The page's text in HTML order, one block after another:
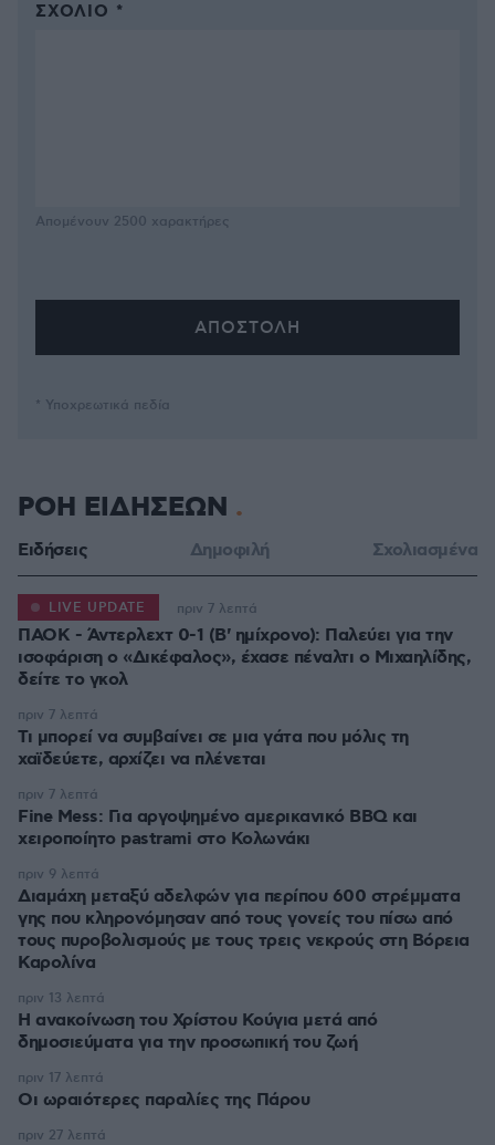
ΣΧΌΛΙΟ *
Απομένουν 2500 χαρακτήρες
* Υποχρεωτικά πεδία
ΡΟΗ ΕΙΔΗΣΕΩΝ
Ειδήσεις Δημοφιλή Σχολιασμένα
ΠΑΟΚ - Άντερλεχτ 0-1 (Β' ημίχρονο): Παλεύει για την
ισοφάριση ο «Δικέφαλος», έχασε πέναλτι ο Μιχαηλίδης,
LIVE UPDATE πριν 7 λεπτά
Τι μπορεί να συμβαίνει σε μια γάτα που μόλις τη
χαϊδεύετε, αρχίζει να πλένεται
πριν 7 λεπτά
Fine Mess: Για αργοψημένο αμερικανικό BBQ και
χειροποίητο pastrami στο Κολωνάκι
πριν 7 λεπτά
Διαμάχη μεταξύ αδελφών για περίπου 600 στρέμματα
γης που κληρονόμησαν από τους γονείς του πίσω από
τους πυροβολισμούς με τους τρεις νεκρούς στη Βόρεια
Καρολίνα
πριν 9 λεπτά
Η ανακοίνωση του Χρίστου Κούγια μετά από
δημοσιεύματα για την προσωπική του ζωή
πριν 13 λεπτά
Οι ωραιότερες παραλίες της Πάρου
πριν 17 λεπτά
πριν 27 λεπτά